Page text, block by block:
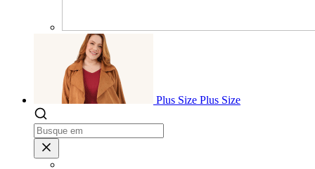
Plus Size Plus Size